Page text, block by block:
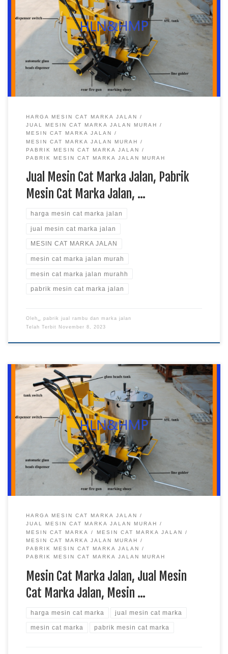
Jual Mesin Cat Marka Jalan, Pabrik Mesin Cat Marka Jalan,
Harga Mesin Cat Marka Jalan, Mesin Cat Marka Jalan Murah
Keuntungan Beli Mesin Cat Marka Jalan di Jual Rambu Lalu
Lintas Pabrik Rambu – Mesin cat marka jalan membantu para
jasa pengecatan garis marka jalan dalam membuat garis marka
HARGA MESIN CAT MARKA JALAN
JUAL MESIN CAT MARKA JALAN MURAH
MESIN CAT MARKA JALAN
MESIN CAT MARKA JALAN MURAH
PABRIK MESIN CAT MARKA JALAN
PABRIK MESIN CAT MARKA JALAN MURAH
Jual Mesin Cat Marka Jalan, Pabrik
Mesin Cat Marka Jalan, …
harga mesin cat marka jalan
jual mesin cat marka jalan
MESIN CAT MARKA JALAN
mesin cat marka jalan murah
mesin cat marka jalan murahh
pabrik mesin cat marka jalan
Oleh␣ pabrik jual rambu dan marka jalan
Telah Terbit
November 8, 2023
Mesin Cat Marka Jalan, Jual Mesin Cat Marka Jalan, Mesin
Cat Marka, Jual Mesin Cat Marka, Pabrik Mesin Cat Marka
Jalan, Pabrik Jual Mesin Cat Marka Spesifikasi Mesin Cat
Marka Jalan Kualitas SNI di Pabrik Rambu Pabrik Rambu –
Mesin cat marka jalan menjadi salah satu alat yang dapat
HARGA MESIN CAT MARKA JALAN
JUAL MESIN CAT MARKA JALAN MURAH
MESIN CAT MARKA
MESIN CAT MARKA JALAN
MESIN CAT MARKA JALAN MURAH
PABRIK MESIN CAT MARKA JALAN
PABRIK MESIN CAT MARKA JALAN MURAH
Mesin Cat Marka Jalan, Jual Mesin
Cat Marka Jalan, Mesin …
harga mesin cat marka jual mesin cat marka
mesin cat marka pabrik mesin cat marka